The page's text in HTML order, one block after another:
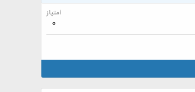
امتیاز
0